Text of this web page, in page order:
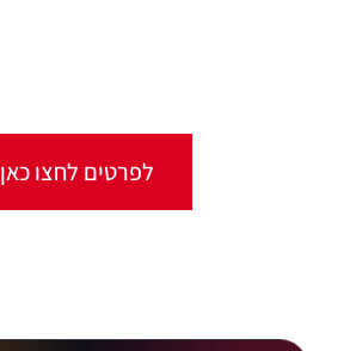
לפרטים לחצו כאן